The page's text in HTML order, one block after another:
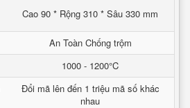
Cao 90 * Rộng 310 * Sâu 330 mm
An Toàn Chống trộm
1000 - 1200°C
Đổi mã lên đến 1 triệu mã số khác
nhau